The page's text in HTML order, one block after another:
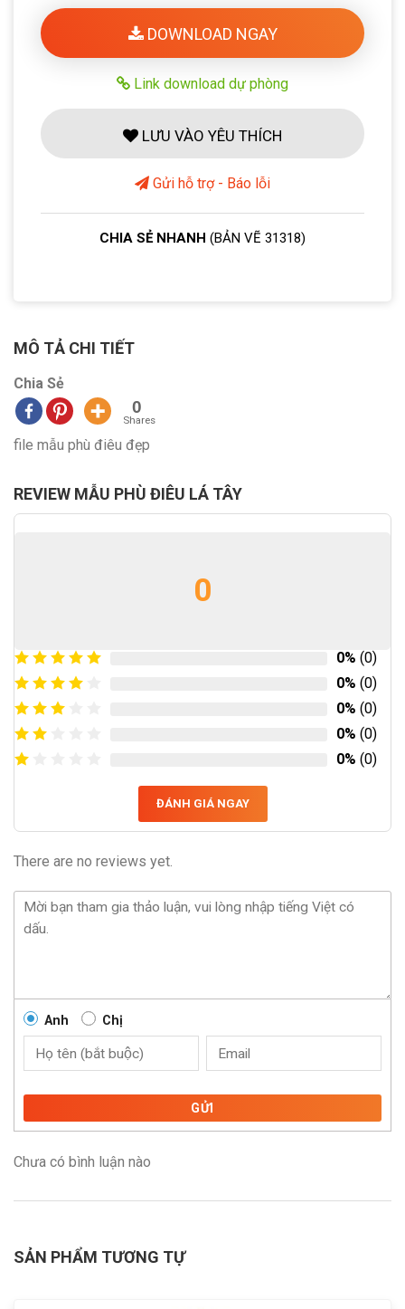
DOWNLOAD NGAY
Link download dự phòng
LƯU VÀO YÊU THÍCH
Gửi hỗ trợ - Báo lỗi
CHIA SẺ NHANH (BẢN VẼ 31318)
MÔ TẢ CHI TIẾT
Chia Sẻ
0
Shares
file mẫu phù điêu đẹp
REVIEW MẪU PHÙ ĐIÊU LÁ TÂY
0
0% (0)
0% (0)
0% (0)
0% (0)
0% (0)
ĐÁNH GIÁ NGAY
There are no reviews yet.
Anh Chị
GỬI
Chưa có bình luận nào
SẢN PHẨM TƯƠNG TỰ